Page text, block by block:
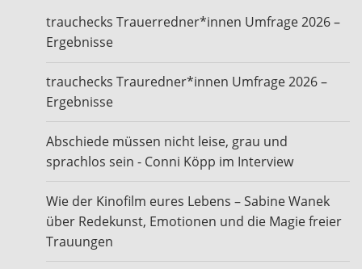
trauchecks Trauerredner*innen Umfrage 2026 –
Ergebnisse
trauchecks Trauredner*innen Umfrage 2026 –
Ergebnisse
Abschiede müssen nicht leise, grau und
sprachlos sein - Conni Köpp im Interview
Wie der Kinofilm eures Lebens – Sabine Wanek
über Redekunst, Emotionen und die Magie freier
Trauungen